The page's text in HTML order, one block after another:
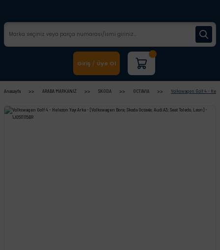
Giriş / Üye Ol
Anasayfa ARABA MARKANIZ SKODA OCTAVIA Volkswagen Golf 4 -